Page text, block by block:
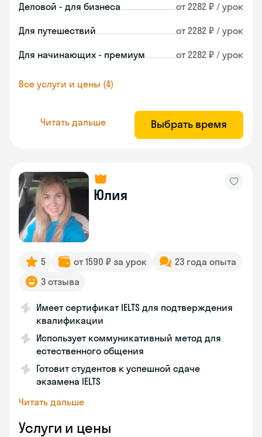
Деловой - для бизнеса от 2282 ₽ / урок
Для путешествий от 2282 ₽ / урок
Для начинающих - премиум от 2282 ₽ / урок
Все услуги и цены (4)
Читать дальше Выбрать время
Юлия
5 от 1590 ₽ за урок
23 года опыта
3 отзыва
Имеет сертификат IELTS для подтверждения
квалификации
Использует коммуникативный метод для
естественного общения
Готовит студентов к успешной сдаче
экзамена IELTS
Читать дальше
Услуги и цены